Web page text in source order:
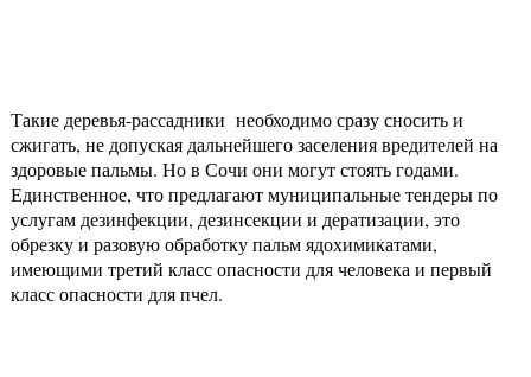
Такие деревья-рассадники необходимо сразу сносить и
сжигать, не допуская дальнейшего заселения вредителей на
здоровые пальмы. Но в Сочи они могут стоять годами.
Единственное, что предлагают муниципальные тендеры по
услугам дезинфекции, дезинсекции и дератизации, это
обрезку и разовую обработку пальм ядохимикатами,
имеющими третий класс опасности для человека и первый
класс опасности для пчел.